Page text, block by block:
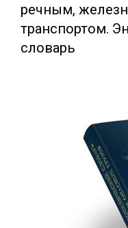
речным,
транспортом.
словарь